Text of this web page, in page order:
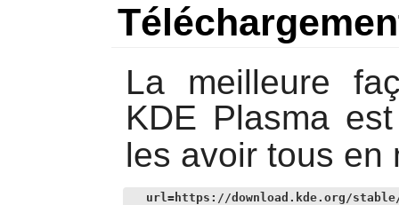
La meilleure
KDE Plasma
les avoir tous en
url=https://download.kde.org/